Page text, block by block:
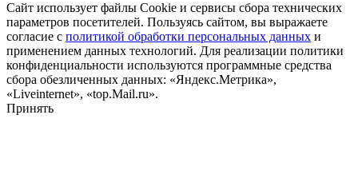
Сайт использует файлы Cookie и сервисы сбора технических
параметров посетителей. Пользуясь сайтом, вы выражаете
согласие с политикой обработки персональных данных и
применением данных технологий. Для реализации политики
конфиденциальности используются программные средства
сбора обезличенных данных: «Яндекс.Метрика»,
«Liveinternet», «top.Mail.ru».
Принять